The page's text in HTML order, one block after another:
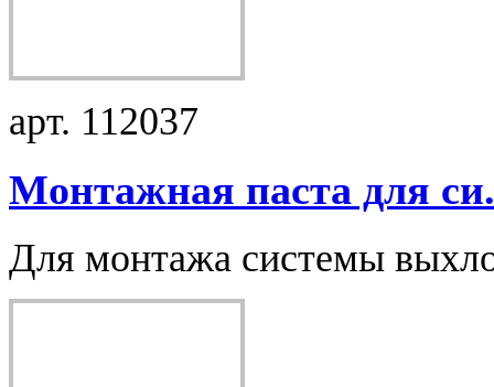
арт. 112037
Монтажная паста для
Для монтажа системы